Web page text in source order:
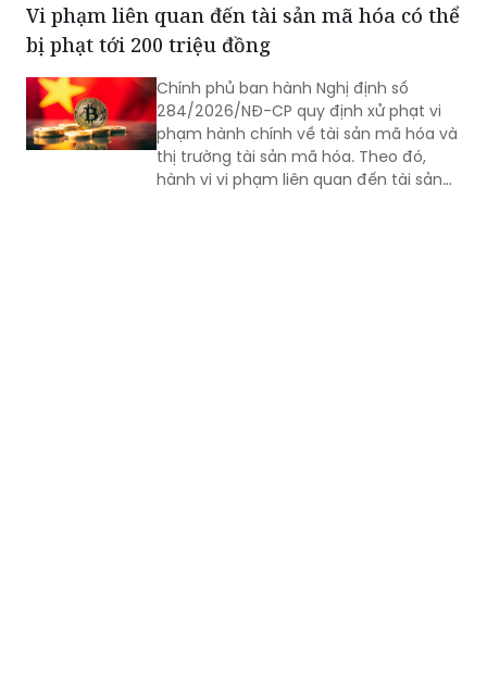
Vi phạm liên quan đến tài sản mã hóa có thể
bị phạt tới 200 triệu đồng
Chính phủ ban hành Nghị định số
284/2026/NĐ-CP quy định xử phạt vi
phạm hành chính về tài sản mã hóa và
thị trường tài sản mã hóa. Theo đó,
hành vi vi phạm liên quan đến tài sản